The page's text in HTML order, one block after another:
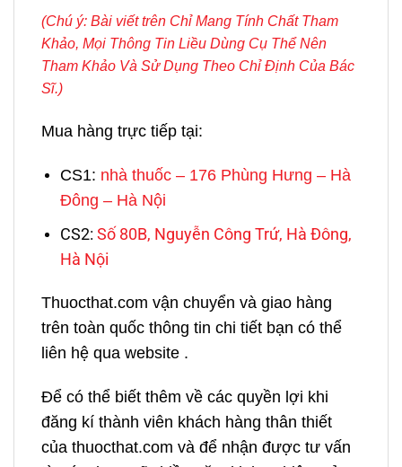
(Chú ý: Bài viết trên Chỉ Mang Tính Chất Tham
Khảo, Mọi Thông Tin Liều Dùng Cụ Thể Nên
Tham Khảo Và Sử Dụng Theo Chỉ Định Của Bác
Sĩ.)
Mua hàng trực tiếp tại:
CS1: nhà thuốc – 176 Phùng Hưng – Hà
Đông – Hà Nội
CS2: Số 80B, Nguyễn Công Trứ, Hà Đông,
Hà Nội
Thuocthat.com vận chuyển và giao hàng
trên toàn quốc thông tin chi tiết bạn có thể
liên hệ qua website .
Để có thể biết thêm về các quyền lợi khi
đăng kí thành viên khách hàng thân thiết
của thuocthat.com và để nhận được tư vấn